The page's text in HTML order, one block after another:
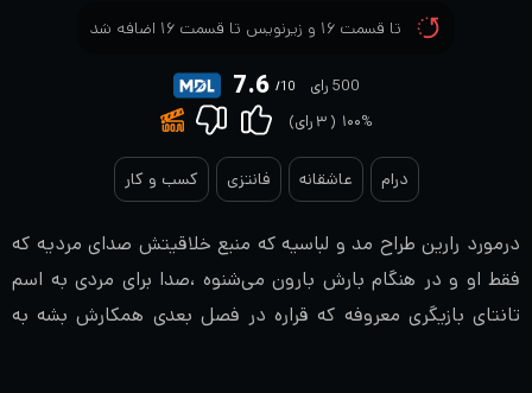
تا قسمت ۱۶ و زیرنویس تا قسمت ۱۶ اضافه شد
7.6 /10
500 رای
۱۰۰% ( ۳ رای)
درام عاشقانه فانتزی کسب و کار
درمورد رارین طراح مد و لباسیه که منبع خلاقیتش صدای مردیه که
فقط او و در هنگام بارش بارون می‌شنوه ،صدا برای مردی به اسم
تانتای بازیگری معروفه که قراره در فصل بعدی همکارش بشه به